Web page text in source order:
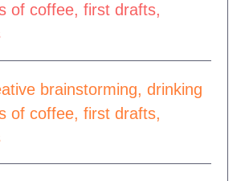
of coffee, first drafts,
brainstorming, drinking
of coffee, first drafts,